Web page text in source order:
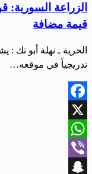
الزراعة السورية:
قيمة مضافة
الحرية ـ نهلة أبو تك :
تدريجياً في موقعه…
Facebook
X
WhatsApp
Viber